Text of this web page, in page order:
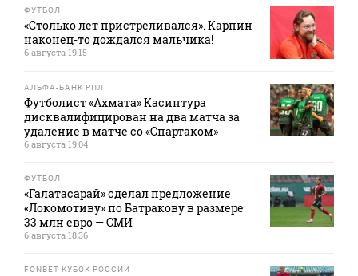
ФУТБОЛ
«Столько лет пристреливался». Карпин
наконец-то дождался мальчика!
6 августа 19:15
АЛЬФА-БАНК РПЛ
Футболист «Ахмата» Касинтура
дисквалифицирован на два матча за
удаление в матче со «Спартаком»
6 августа 19:04
ФУТБОЛ
«Галатасарай» сделал предложение
«Локомотиву» по Батракову в размере
33 млн евро — СМИ
6 августа 18:36
FONBET КУБОК РОССИИ